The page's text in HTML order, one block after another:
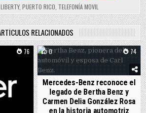
LIBERTY, PUERTO RICO TELEFONÍA MOVIL
RELACIONADOS
76 0 74
Mercedes-Benz reconoce el
legado de Bertha Benz y
Carmen Delia González Rosa
en la historia automotriz